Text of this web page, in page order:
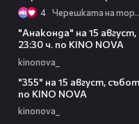
4
"Анаконда" на 15
23:30 ч. по KINO NOVA
kinonova_
"355" на 15 август,
по KINO NOVA
kinonova_